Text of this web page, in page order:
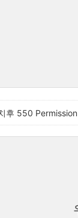
후 550